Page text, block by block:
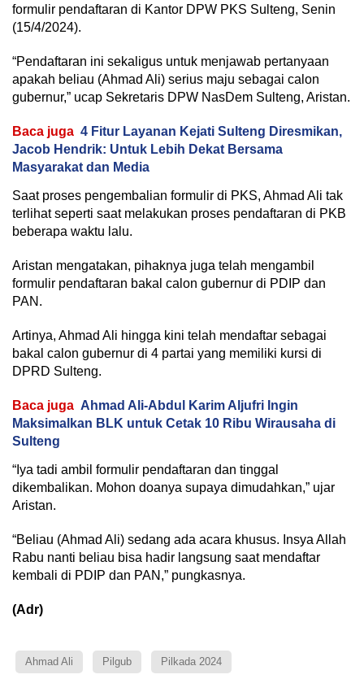
formulir pendaftaran di Kantor DPW PKS Sulteng, Senin
(15/4/2024).
“Pendaftaran ini sekaligus untuk menjawab pertanyaan
apakah beliau (Ahmad Ali) serius maju sebagai calon
gubernur,” ucap Sekretaris DPW NasDem Sulteng, Aristan.
Baca juga 4 Fitur Layanan Kejati Sulteng Diresmikan,
Jacob Hendrik: Untuk Lebih Dekat Bersama
Masyarakat dan Media
Saat proses pengembalian formulir di PKS, Ahmad Ali tak
terlihat seperti saat melakukan proses pendaftaran di PKB
beberapa waktu lalu.
Aristan mengatakan, pihaknya juga telah mengambil
formulir pendaftaran bakal calon gubernur di PDIP dan
PAN.
Artinya, Ahmad Ali hingga kini telah mendaftar sebagai
bakal calon gubernur di 4 partai yang memiliki kursi di
DPRD Sulteng.
Baca juga Ahmad Ali-Abdul Karim Aljufri Ingin
Maksimalkan BLK untuk Cetak 10 Ribu Wirausaha di
Sulteng
“Iya tadi ambil formulir pendaftaran dan tinggal
dikembalikan. Mohon doanya supaya dimudahkan,” ujar
Aristan.
“Beliau (Ahmad Ali) sedang ada acara khusus. Insya Allah
Rabu nanti beliau bisa hadir langsung saat mendaftar
kembali di PDIP dan PAN,” pungkasnya.
(Adr)
Ahmad Ali Pilgub Pilkada 2024